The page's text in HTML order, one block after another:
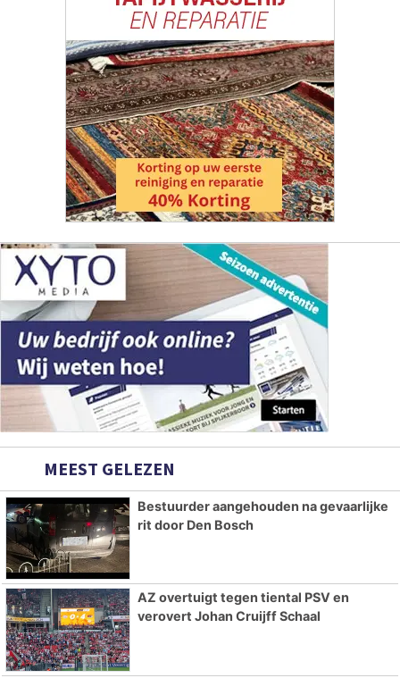
MEEST GELEZEN
Bestuurder aangehouden na gevaarlijke
rit door Den Bosch
AZ overtuigt tegen tiental PSV en
verovert Johan Cruijff Schaal